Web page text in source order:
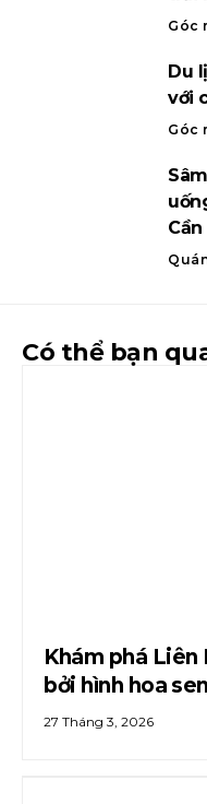
Góc
Du
với
Góc
Có thể bạn
Khám phá
bởi hình hoa
27 Tháng 3, 2026